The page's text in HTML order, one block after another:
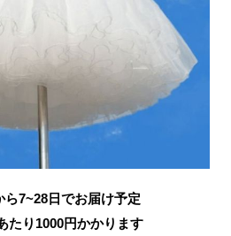
ら7~28日でお届け予定
たり 1000円かかります